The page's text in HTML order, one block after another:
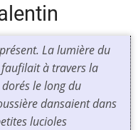
La lumière du
faufilait à travers la
le long du
dansaient dans
lucioles